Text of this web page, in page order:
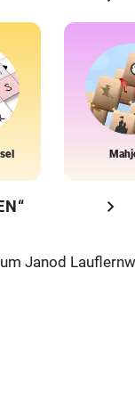
chevron_right